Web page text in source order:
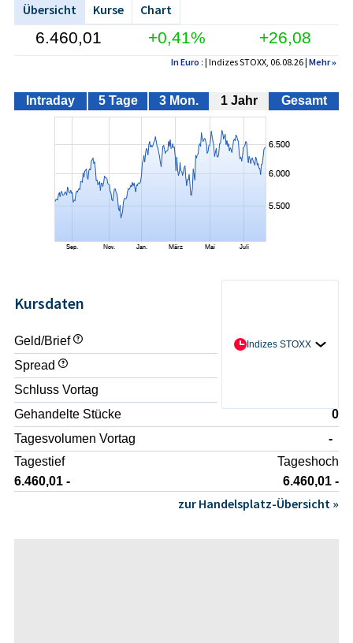
Übersicht
Kurse Chart
6.460,01 +0,41% +26,08
In Euro : | Indizes STOXX, 06.08.26 | Mehr»
Intraday 5 Tage 3 Mon. 1 Jahr Gesamt
Kursdaten
Indizes STOXX
Geld/Brief
- / -
Spread
Schluss Vortag
Gehandelte Stücke
0
Tagesvolumen Vortag
-
Tagestief
6.460,01 -
Tageshoch
6.460,01 -
zur Handelsplatz-Übersicht »